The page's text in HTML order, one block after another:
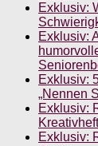
Exklusiv:
Exklusiv:
Exklusiv:
„Nennen
Exklusiv:
Exklusiv: